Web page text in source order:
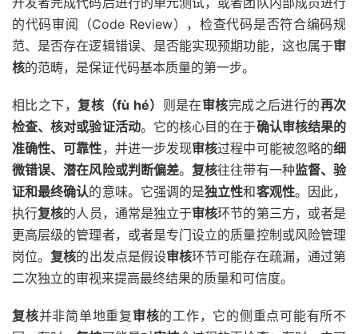
的代码审阅（Code Review），检查代码是否符合编码规
范、是否存在逻辑错误、是否能实现预期功能，这也属于审
核的范畴，是保证代码基本质量的第一步。
相比之下，复核（fù hé） 则是在审核完成之后进行的再次
检查、核对或验证活动。它的核心目的在于确认审核结果的
准确性、可靠性，并进一步发现审核过程中可能被忽略的细
微错误、潜在风险或判断偏差。复核往往带有一种监督、验
证和最终确认的意味。它强调的是独立性和客观性。因此，
执行复核的人员，通常是独立于审核环节的第三方，或者是
更高层级的管理者，或者是专门设立的质量控制或风险管理
岗位。复核的出发点是假设审核环节可能存在疏漏，通过第
二次独立的审视来提高最终结果的质量和可信度。
复核并非简单地重复审核的工作，它的侧重点可能有所不